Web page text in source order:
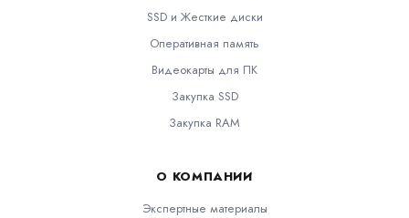
SSD и Жесткие диски
Оперативная память
Видеокарты для ПК
Закупка SSD
Закупка RAM
О КОМПАНИИ
Экспертные материалы